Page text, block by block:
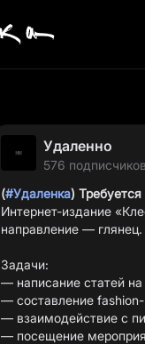
Удаленно
576 подписчиков
(#Удаленка) Требуется
Интернет-издание
направление — глянец.
Задачи:
— написание статей
— составление
— взаимодействие с
— посещение